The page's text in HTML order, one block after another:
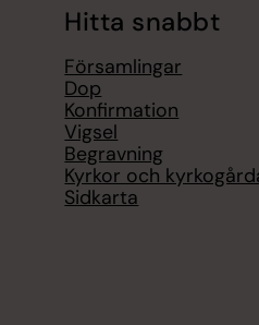
Hitta snabbt
Församlingar
Dop
Konfirmation
Vigsel
Begravning
Kyrkor och
Sidkarta